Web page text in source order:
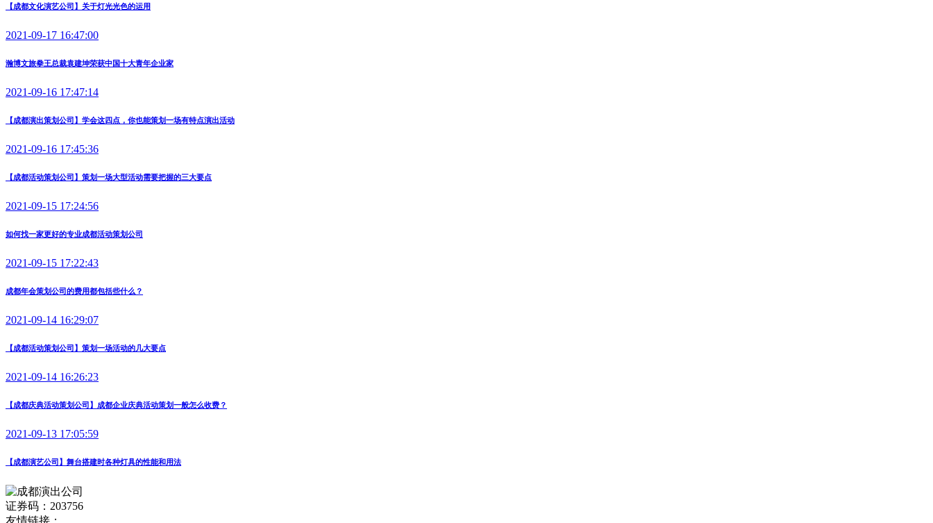
【成都文化演艺公司】关于灯光光色的运用
2021-09-17 16:47:00
瀚博文旅拳王总裁袁建坤荣获中国十大青年企业家
2021-09-16 17:47:14
【成都演出策划公司】学会这四点，你也能策划一场有特点演出活动
2021-09-16 17:45:36
【成都活动策划公司】策划一场大型活动需要把握的三大要点
2021-09-15 17:24:56
如何找一家更好的专业成都活动策划公司
2021-09-15 17:22:43
成都年会策划公司的费用都包括些什么？
2021-09-14 16:29:07
【成都活动策划公司】策划一场活动的几大要点
2021-09-14 16:26:23
【成都庆典活动策划公司】成都企业庆典活动策划一般怎么收费？
2021-09-13 17:05:59
【成都演艺公司】舞台搭建时各种灯具的性能和用法
证券码：203756
友情链接：